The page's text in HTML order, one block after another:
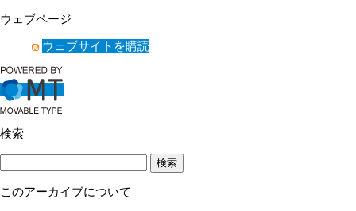
ウェブページ
ウェブサイトを購読
検索
このアーカイブについて